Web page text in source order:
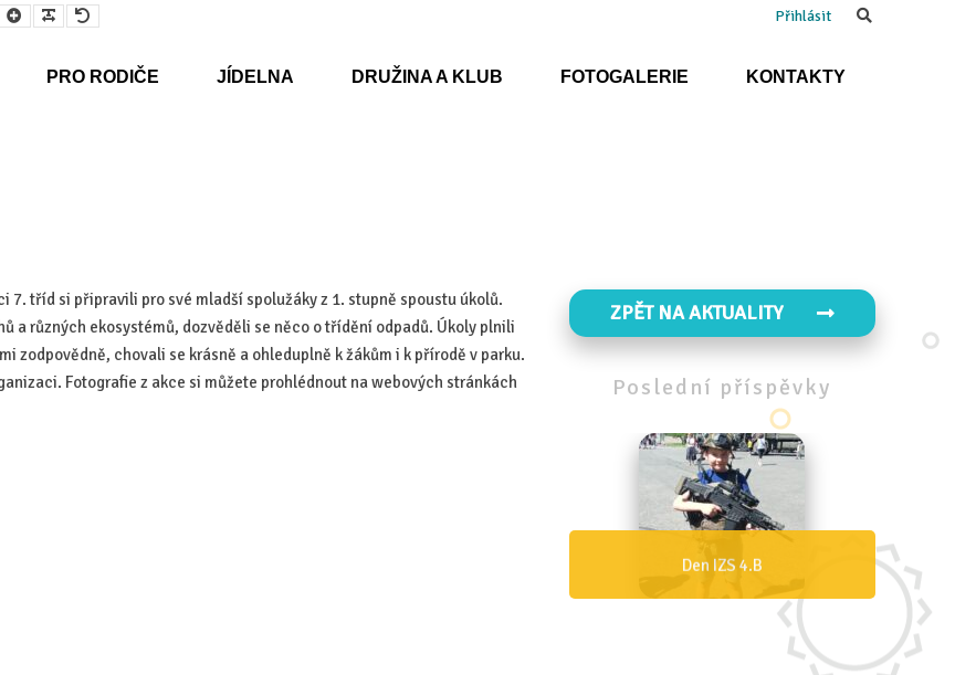
Larger
Font
Readable
Font
Default
Font
Přihlásit
PRO RODIČE JÍDELNA DRUŽINA A KLUB FOTOGALERIE KONTAKTY
7. tříd si připravili pro své mladší spolužáky z 1. stupně spoustu úkolů.
a různých ekosystémů, dozvěděli se něco o třídění odpadů. Úkoly plnili
zodpovědně, chovali se krásně a ohleduplně k žákům i k přírodě v parku.
Fotografie z akce si můžete prohlédnout na webových stránkách
ZPĚT NA AKTUALITY
Poslední příspěvky
Den IZS 4.B